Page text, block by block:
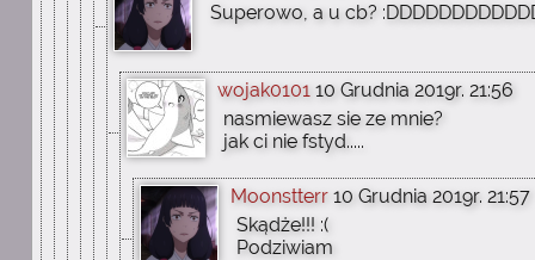
Superowo, a u cb?
wojak0101 10 Grudnia 2019r. 21:56
nasmiewasz sie ze mnie?
jak ci nie fstyd.....
Moonstterr 10 Grudnia 2019r. 21:57
Skądże!!! :(
Podziwiam